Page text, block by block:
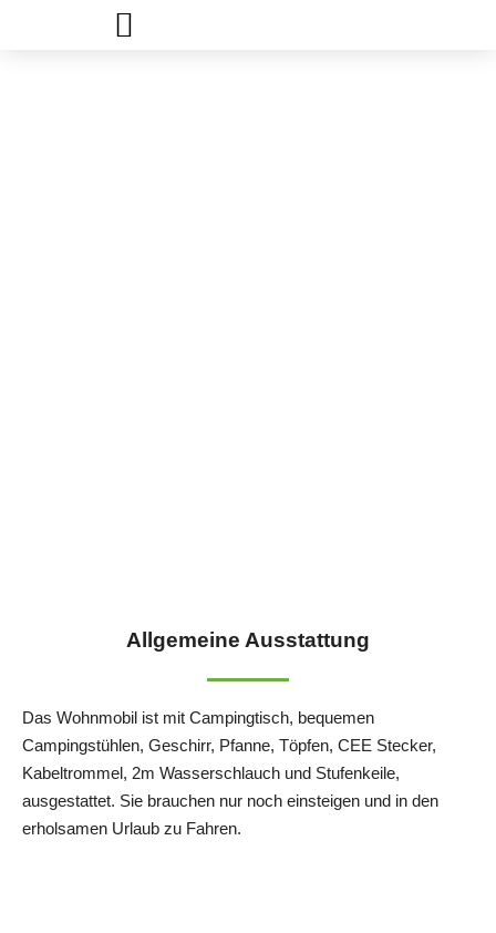
Allgemeine Ausstattung
Das Wohnmobil ist mit Campingtisch, bequemen
Campingstühlen, Geschirr, Pfanne, Töpfen, CEE Stecker,
Kabeltrommel, 2m Wasserschlauch und Stufenkeile,
ausgestattet. Sie brauchen nur noch einsteigen und in den
erholsamen Urlaub zu Fahren.